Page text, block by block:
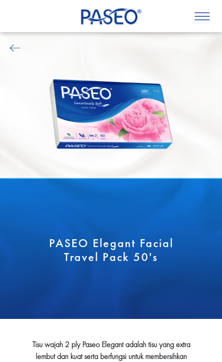
PASEO Elegant Facial
Travel Pack 50's
Tisu wajah 2 ply Paseo Elegant adalah tisu yang extra
lembut dan kuat serta berfungsi untuk membersihkan